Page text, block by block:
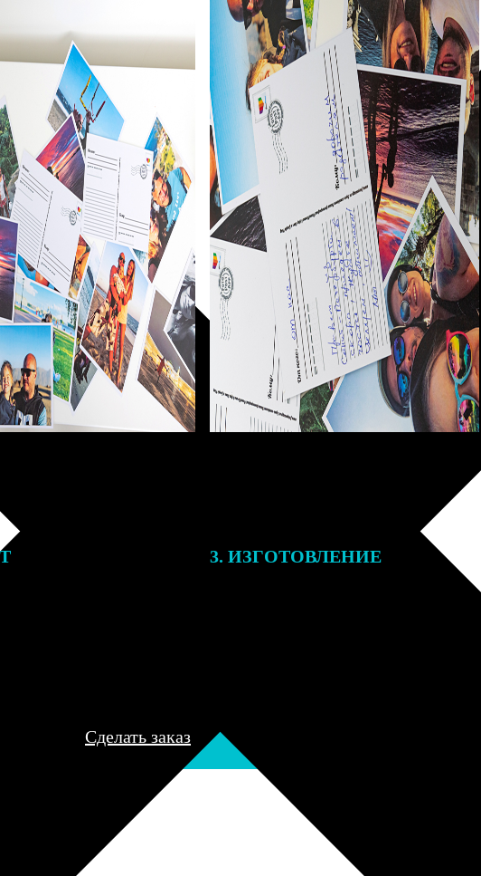
заказа к печати
могут связаться с Вами
телефону или email для
3. ИЗГОТОВЛЕНИЕ
Сделать заказ